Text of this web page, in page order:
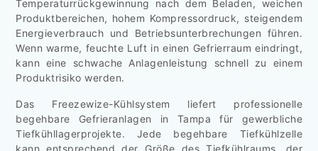
Temperaturrückgewinnung nach dem Beladen, weichen
Produktbereichen, hohem Kompressordruck, steigendem
Energieverbrauch und Betriebsunterbrechungen führen.
Wenn warme, feuchte Luft in einen Gefrierraum eindringt,
kann eine schwache Anlagenleistung schnell zu einem
Produktrisiko werden.
Das Freezewize-Kühlsystem liefert professionelle
begehbare Gefrieranlagen in Tampa für gewerbliche
Tiefkühllagerprojekte. Jede begehbare Tiefkühlzelle